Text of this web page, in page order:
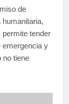
de
tender
emergencia y
no tiene